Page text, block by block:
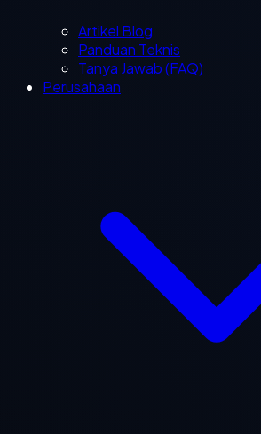
Artikel Blog
Panduan Teknis
Tanya Jawab (FAQ)
Perusahaan